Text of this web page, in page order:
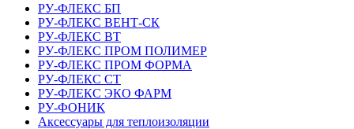
РУ-ФЛЕКС БП
РУ-ФЛЕКС ВЕНТ-СК
РУ-ФЛЕКС ВТ
РУ-ФЛЕКС ПРОМ ПОЛИМЕР
РУ-ФЛЕКС ПРОМ ФОРМА
РУ-ФЛЕКС СТ
РУ-ФЛЕКС ЭКО ФАРМ
РУ-ФОНИК
Аксессуары для теплоизоляции